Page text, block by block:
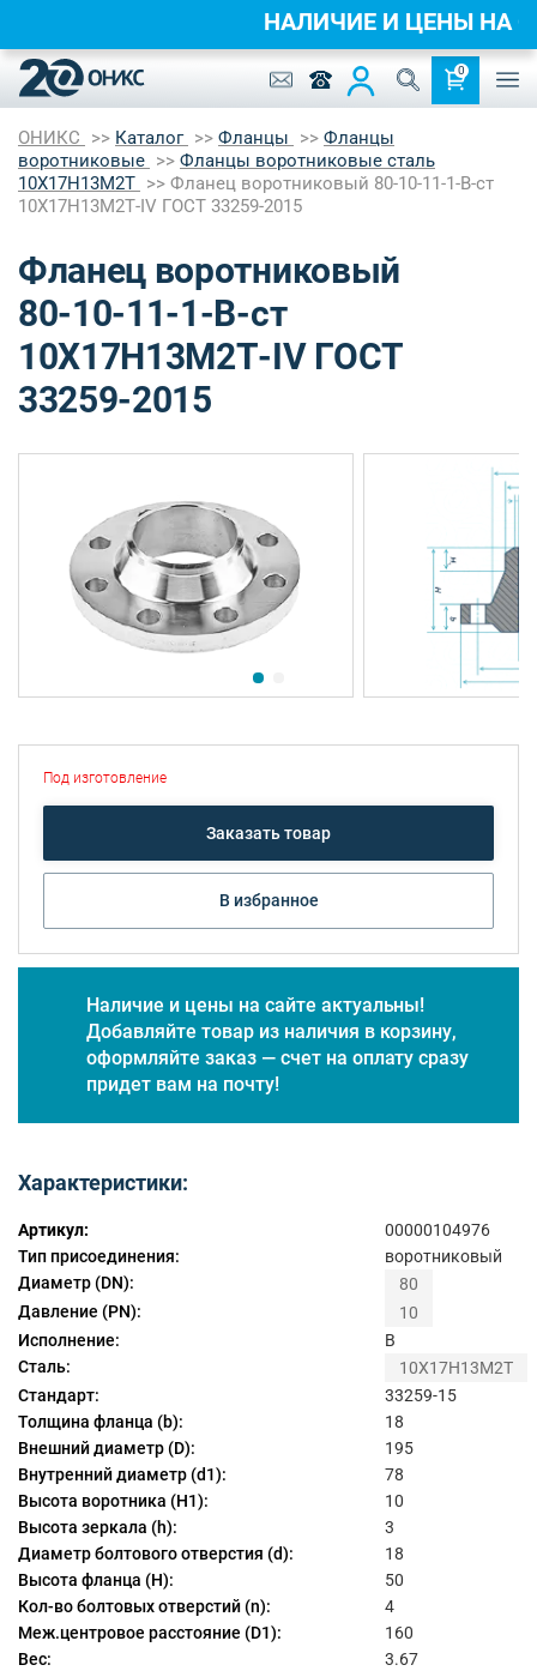
0
ОНИКС Каталог Фланцы
Фланцы
воротниковые
Фланцы воротниковые сталь
10Х17Н13М2Т
Фланец воротниковый 80-10-11-1-B-ст
10Х17Н13М2Т-IV ГОСТ 33259-2015
Фланец воротниковый
80-10-11-1-B-ст
10Х17Н13М2Т-IV ГОСТ
33259-2015
Под изготовление
Заказать товар
В избранное
Наличие и цены на сайте актуальны!
Добавляйте товар из наличия в корзину,
оформляйте заказ — счет на оплату сразу
придет вам на почту!
Характеристики:
Артикул:
00000104976
Тип присоединения:
воротниковый
Диаметр (DN):
80
Давление (PN):
10
Исполнение:
B
Сталь:
10Х17Н13М2Т
Стандарт:
33259-15
Толщина фланца (b):
18
Внешний диаметр (D):
195
Внутренний диаметр (d1):
78
Высота воротника (H1):
10
Высота зеркала (h):
3
Диаметр болтового отверстия (d):
18
Высота фланца (H):
50
Кол-во болтовых отверстий (n):
4
Меж.центровое расстояние (D1):
160
Вес:
3.67
НАЛИЧИЕ И ЦЕНЫ